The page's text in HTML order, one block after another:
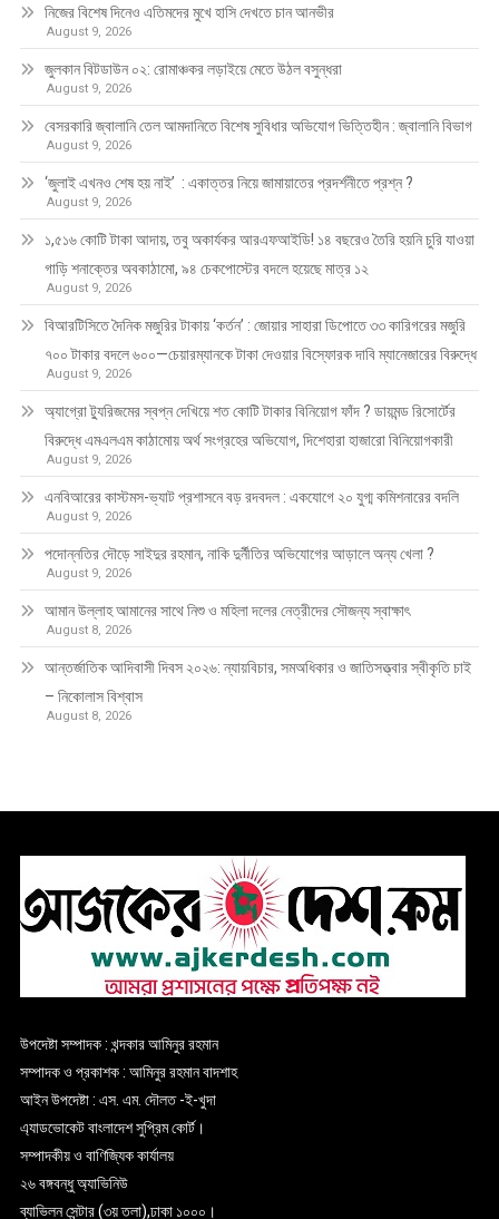
নিজের বিশেষ দিনেও এতিমদের মুখে হাসি দেখতে চান আনভীর
August 9, 2026
জুলকান বিটডাউন ০২: রোমাঞ্চকর লড়াইয়ে মেতে উঠল বসুন্ধরা
August 9, 2026
বেসরকারি জ্বালানি তেল আমদানিতে বিশেষ সুবিধার অভিযোগ ভিত্তিহীন : জ্বালানি বিভাগ
August 9, 2026
‘জুলাই এখনও শেষ হয় নাই’ : একাত্তর নিয়ে জামায়াতের প্রদর্শনীতে প্রশ্ন ?
August 9, 2026
১,৫১৬ কোটি টাকা আদায়, তবু অকার্যকর আরএফআইডি! ১৪ বছরেও তৈরি হয়নি চুরি যাওয়া
গাড়ি শনাক্তের অবকাঠামো, ৯৪ চেকপোস্টের বদলে হয়েছে মাত্র ১২
August 9, 2026
বিআরটিসিতে দৈনিক মজুরির টাকায় ‘কর্তন’ : জোয়ার সাহারা ডিপোতে ৩৩ কারিগরের মজুরি
৭০০ টাকার বদলে ৬০০—চেয়ারম্যানকে টাকা দেওয়ার বিস্ফোরক দাবি ম্যানেজারের বিরুদ্ধে
August 9, 2026
অ্যাগ্রো ট্যুরিজমের স্বপ্ন দেখিয়ে শত কোটি টাকার বিনিয়োগ ফাঁদ ? ডায়মন্ড রিসোর্টের
বিরুদ্ধে এমএলএম কাঠামোয় অর্থ সংগ্রহের অভিযোগ, দিশেহারা হাজারো বিনিয়োগকারী
August 9, 2026
এনবিআরের কাস্টমস-ভ্যাট প্রশাসনে বড় রদবদল : একযোগে ২০ যুগ্ম কমিশনারের বদলি
August 9, 2026
পদোন্নতির দৌড়ে সাইদুর রহমান, নাকি দুর্নীতির অভিযোগের আড়ালে অন্য খেলা ?
August 9, 2026
আমান উল্লাহ আমানের সাথে নিশু ও মহিলা দলের নেত্রীদের সৌজন্য স্বাক্ষাৎ
August 8, 2026
আন্তর্জাতিক আদিবাসী দিবস ২০২৬: ন্যায়বিচার, সমঅধিকার ও জাতিসত্ত্বার স্বীকৃতি চাই
– নিকোলাস বিশ্বাস
August 8, 2026
উপদেষ্টা সম্পাদক : খন্দকার আমিনুর রহমান
সম্পাদক ও প্রকাশক : আমিনুর রহমান বাদশাহ
আইন উপদেষ্টা : এস. এম. দৌলত -ই-খুদা
এ্যাডভোকেট বাংলাদেশ সুপ্রিম কোর্ট।
সম্পাদকীয় ও বাণিজ্যিক কার্যালয়
২৬ বঙ্গবন্ধু অ্যাভিনিউ
ব্যাভিলন সেন্টার (৩য় তলা),ঢাকা ১০০০।